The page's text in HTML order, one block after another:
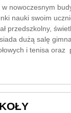
nowoczesnym
nauki swoim
przedszkolny,
dużą salę
i tenisa oraz